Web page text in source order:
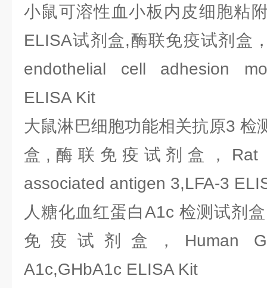
小鼠可溶性血小板内皮细胞粘
ELISA试剂盒,酶联免疫试剂盒
endothelial cell adhesion
ELISA Kit
大鼠淋巴细胞功能相关抗原3 检
盒,酶联免疫试剂盒，Rat
associated antigen 3,LFA-3
人糖化血红蛋白A1c 检测试剂
免疫试剂盒，Human
A1c,GHbA1c ELISA Kit